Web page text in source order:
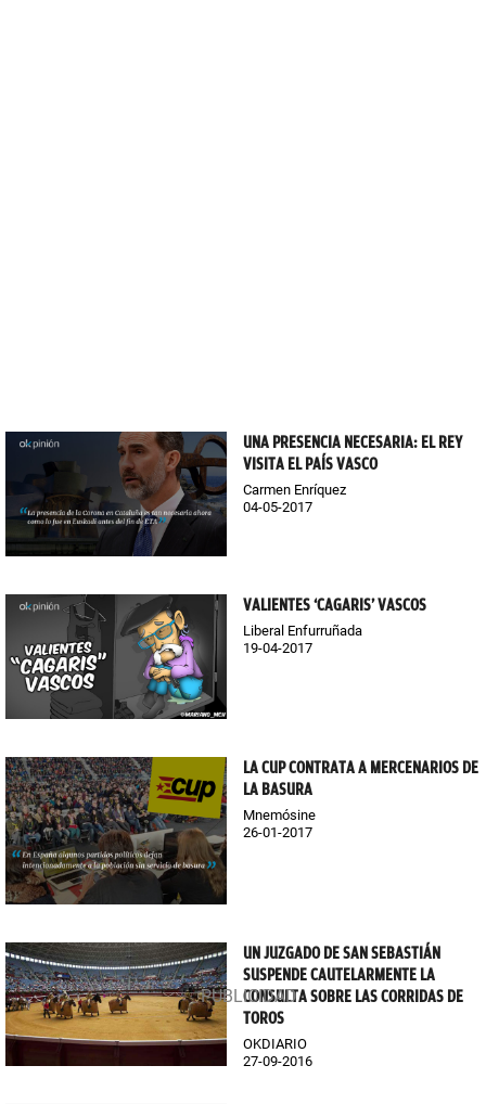
UNA PRESENCIA NECESARIA: EL REY
VISITA EL PAÍS VASCO
Carmen Enríquez
04-05-2017
VALIENTES ‘CAGARIS’ VASCOS
Liberal Enfurruñada
19-04-2017
LA CUP CONTRATA A MERCENARIOS DE
LA BASURA
Mnemósine
26-01-2017
UN JUZGADO DE SAN SEBASTIÁN
SUSPENDE CAUTELARMENTE LA
CONSULTA SOBRE LAS CORRIDAS DE
TOROS
OKDIARIO
27-09-2016